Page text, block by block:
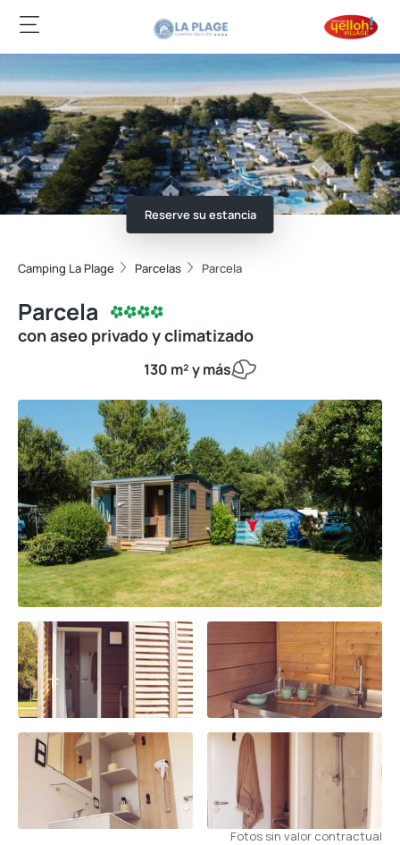
Reserve su estancia
Camping La Plage Parcelas Parcela
Parcela
con aseo privado y climatizado
130 m² y más
Fotos sin valor contractual